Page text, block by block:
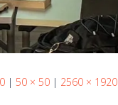
| 50 × 50 | 2560 × 1920